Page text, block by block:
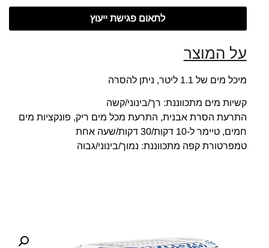
לתאום פגישת ייעוץ
על המוצר
מיכל מים של 1.1 ליטר, ניתן להסרה
קשיות מים מתכווננת: רך/בינוני/קשה
התרעת הסרת אבנית, התרעת מכל מים ריק, פונקציות מים
חמים, טיימר ל-10 דקות/30 דקות/שעה אחת
טמפרטורת קפה מתכווננת: נמוך/בינוני/גבוה